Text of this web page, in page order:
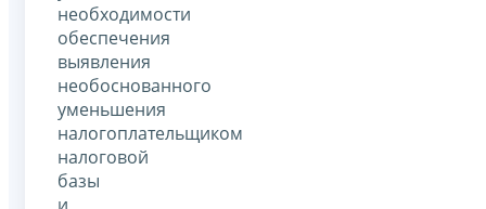
необходимости
обеспечения
выявления
необоснованного
уменьшения
налогоплательщиком
налоговой
базы
и